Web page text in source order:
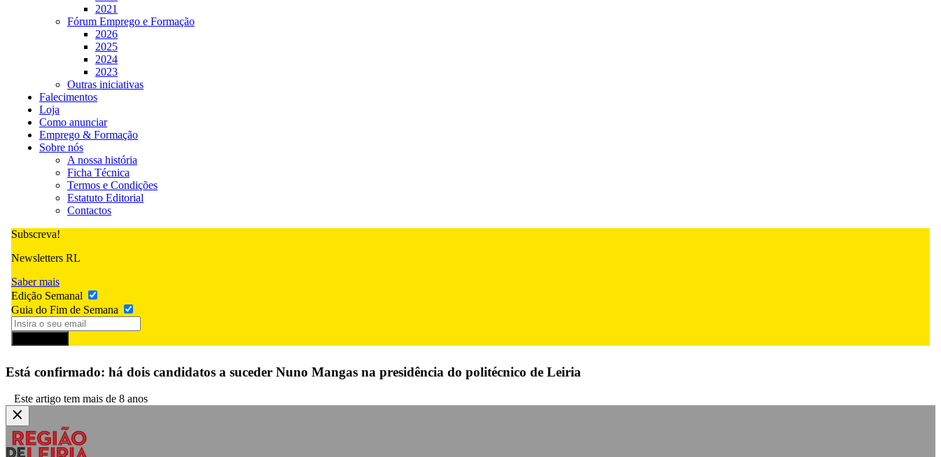
2021
Fórum Emprego e Formação
2026
2025
2024
2023
Outras iniciativas
Falecimentos
Loja
Como anunciar
Emprego & Formação
Sobre nós
A nossa história
Ficha Técnica
Termos e Condições
Estatuto Editorial
Contactos
Subscreva!
Newsletters RL
Saber mais
Edição Semanal
Guia do Fim de Semana
Está confirmado: há dois candidatos a suceder Nuno Mangas na presidência do politécnico de Leiria
Este artigo tem mais de 8 anos